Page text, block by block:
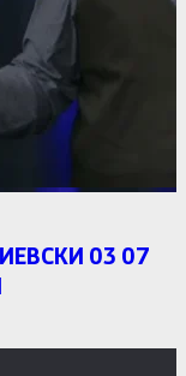
03 07